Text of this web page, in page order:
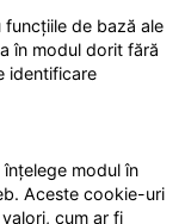
funcțiile de bază ale
în modul dorit fără
identificare
modul în
Aceste cookie-uri
cum ar fi